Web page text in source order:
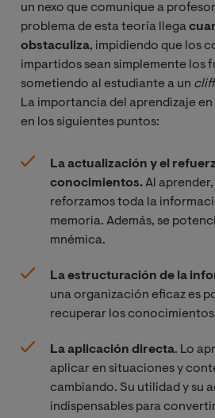
un nexo que comunique a profesor
problema de esta teoría llega
obstaculiza, impidiendo que los
impartidos sean simplemente los
sometiendo al estudiante a un
La importancia del aprendizaje en
en los siguientes puntos:
La actualización y el
conocimientos.Al
reforzamos toda la
memoria. Además, se
mnémica.
La estructuración de la
una organización eficaz es
recuperar los
La aplicación directa. Lo
aplicar en situaciones y
cambiando. Su utilidad y su
indispensables para